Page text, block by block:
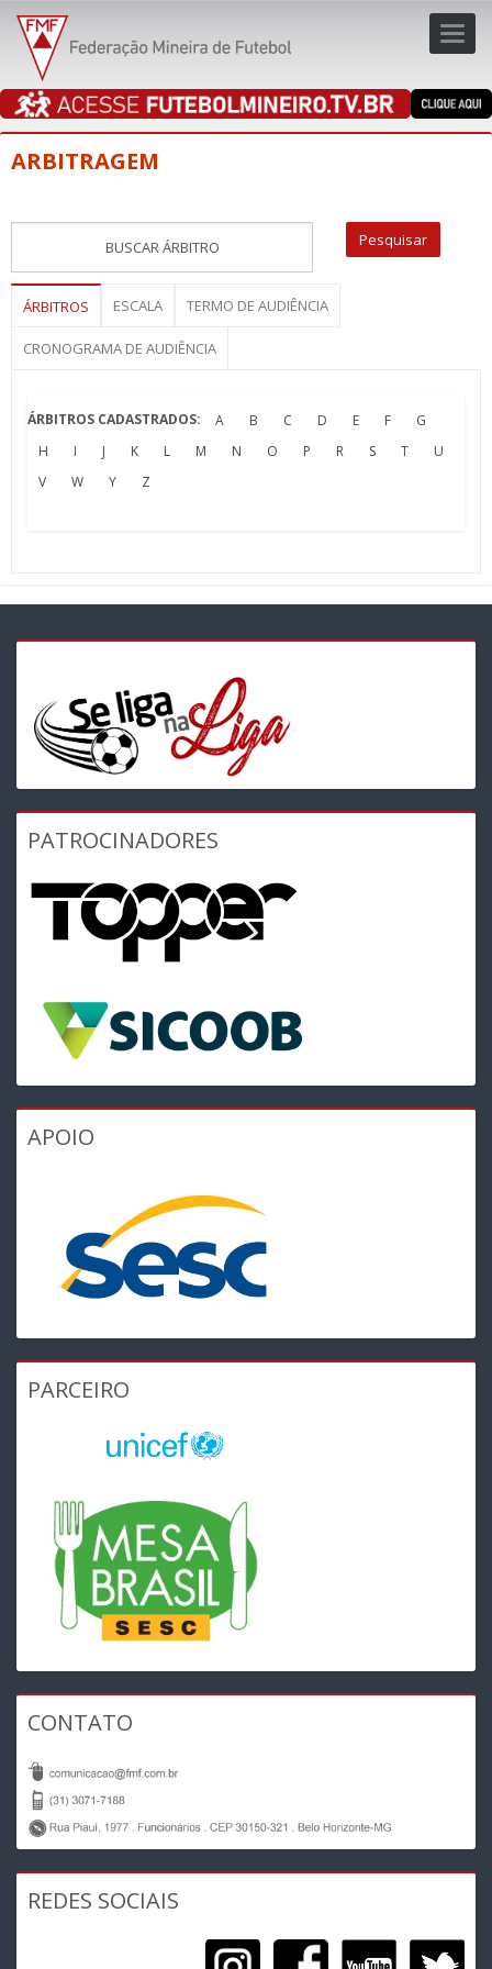
ARBITRAGEM
ÁRBITROS ESCALA TERMO DE AUDIÊNCIA
CRONOGRAMA DE AUDIÊNCIA
ÁRBITROS CADASTRADOS: A B C D E F
G
H
I J K L M N O P R S T
U
V
W Y Z
PATROCINADORES
APOIO
PARCEIRO
CONTATO
REDES SOCIAIS